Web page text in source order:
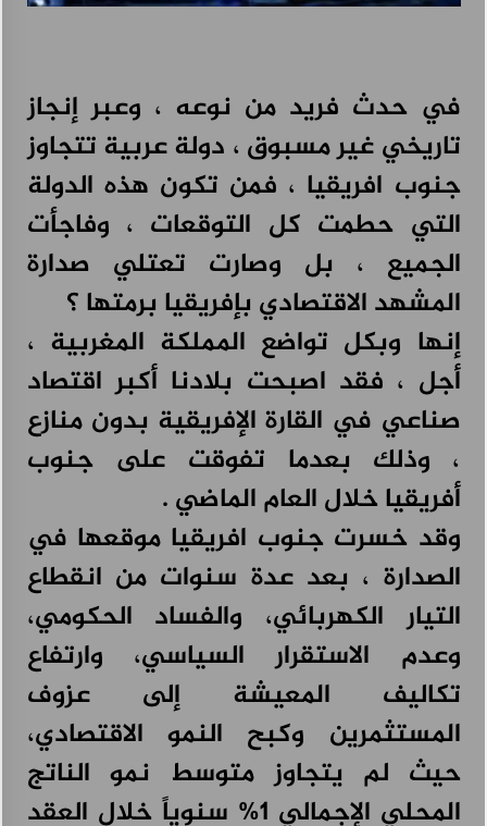
في حدث فريد من نوعه ، وعبر إنجاز
تاريخي غير مسبوق ، دولة عربية تتجاوز
جنوب افريقيا ، فمن تكون هذه الدولة
التي حطمت كل التوقعات ، وفاجأت
الجميع ، بل وصارت تعتلي صدارة
المشهد الاقتصادي بإفريقيا برمتها ؟
إنها وبكل تواضع المملكة المغربية ،
أجل ، فقد اصبحت بلادنا أكبر اقتصاد
صناعي في القارة الإفريقية بدون منازع
، وذلك بعدما تفوقت على جنوب
أفريقيا خلال العام الماضي .
وقد خسرت جنوب افريقيا موقعها في
الصدارة ، بعد عدة سنوات من انقطاع
التيار الكهربائي، والفساد الحكومي،
وعدم الاستقرار السياسي، وارتفاع
تكاليف المعيشة إلى عزوف
المستثمرين وكبح النمو الاقتصادي،
حيث لم يتجاوز متوسط نمو الناتج
المحلي الإجمالي 1% سنوياً خلال العقد